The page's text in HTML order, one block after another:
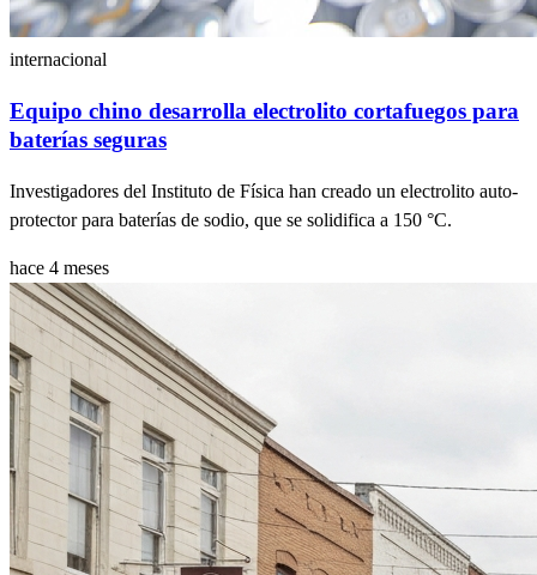
internacional
Equipo chino desarrolla electrolito cortafuegos para
baterías seguras
Investigadores del Instituto de Física han creado un electrolito auto-
protector para baterías de sodio, que se solidifica a 150 °C.
hace 4 meses